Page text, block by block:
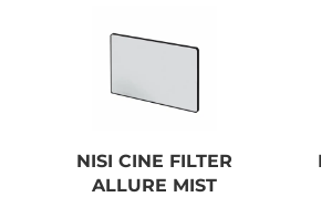
NISI CINE FILTER
ALLURE MIST